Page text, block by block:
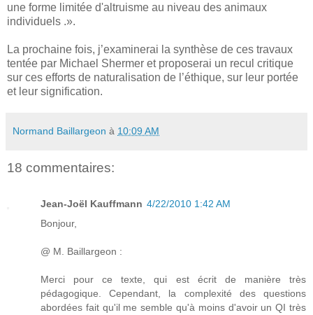
une forme limitée d'altruisme au niveau des animaux
individuels .».
La prochaine fois, j’examinerai la synthèse de ces travaux
tentée par Michael Shermer et proposerai un recul critique
sur ces efforts de naturalisation de l’éthique, sur leur portée
et leur signification.
Normand Baillargeon à 10:09 AM
18 commentaires:
Jean-Joël Kauffmann 4/22/2010 1:42 AM
Bonjour,
@ M. Baillargeon :
Merci pour ce texte, qui est écrit de manière très
pédagogique. Cependant, la complexité des questions
abordées fait qu'il me semble qu'à moins d'avoir un QI très